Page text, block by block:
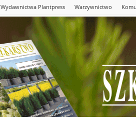
Wydawnictwa Plantpress Warzywnictwo